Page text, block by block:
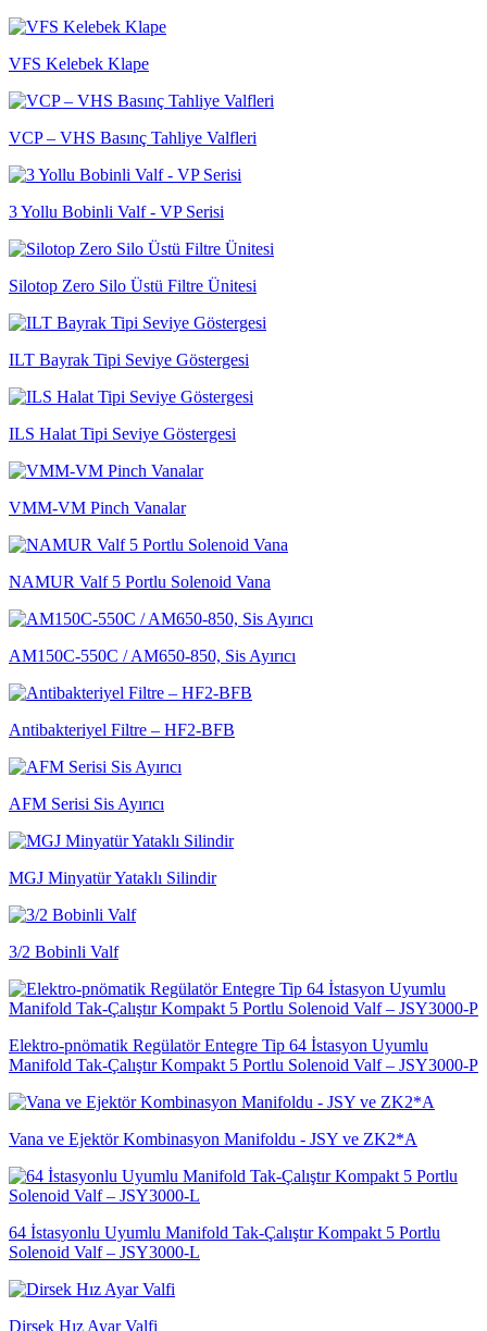
VFS Kelebek Klape
VCP – VHS Basınç Tahliye Valfleri
3 Yollu Bobinli Valf - VP Serisi
Silotop Zero Silo Üstü Filtre Ünitesi
ILT Bayrak Tipi Seviye Göstergesi
ILS Halat Tipi Seviye Göstergesi
VMM-VM Pinch Vanalar
NAMUR Valf 5 Portlu Solenoid Vana
AM150C-550C / AM650-850, Sis Ayırıcı
Antibakteriyel Filtre – HF2-BFB
AFM Serisi Sis Ayırıcı
MGJ Minyatür Yataklı Silindir
3/2 Bobinli Valf
Elektro-pnömatik Regülatör Entegre Tip 64 İstasyon Uyumlu
Manifold Tak-Çalıştır Kompakt 5 Portlu Solenoid Valf – JSY3000-P
Vana ve Ejektör Kombinasyon Manifoldu - JSY ve ZK2*A
64 İstasyonlu Uyumlu Manifold Tak-Çalıştır Kompakt 5 Portlu
Solenoid Valf – JSY3000-L
Dirsek Hız Ayar Valfi